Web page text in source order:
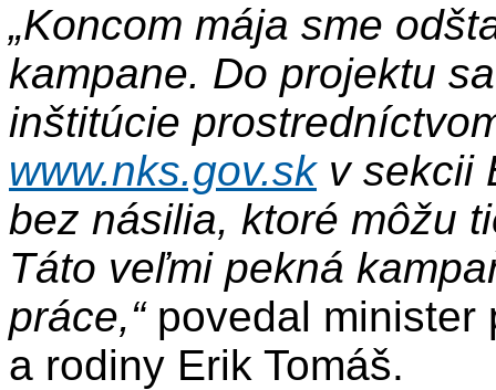
„Koncom mája sme
kampane. Do projektu
inštitúcie
www.nks.gov.sk v sekcii
bez násilia, ktoré môžu
Táto veľmi pekná
práce,“povedal minister
a rodiny Erik Tomáš.